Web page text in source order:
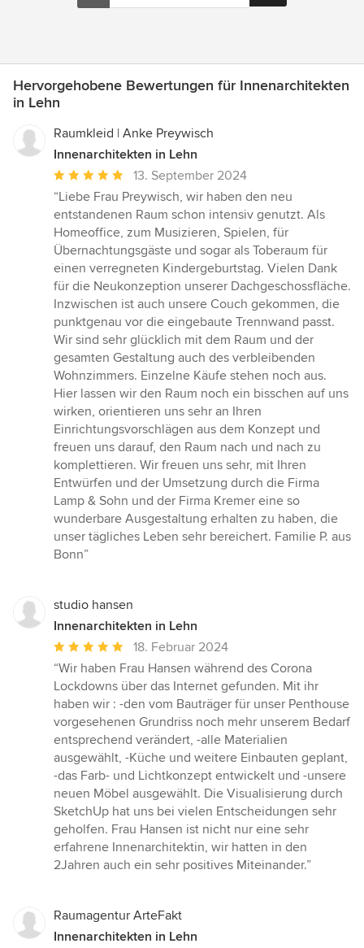
Hervorgehobene Bewertungen für Innenarchitekten
in Lehn
Raumkleid | Anke Preywisch
Innenarchitekten in Lehn
Durchschnittliche
Bewertung:
5
von
5
Sternen
13. September 2024
“Liebe Frau Preywisch, wir haben den neu
entstandenen Raum schon intensiv genutzt. Als
Homeoffice, zum Musizieren, Spielen, für
Übernachtungsgäste und sogar als Toberaum für
einen verregneten Kindergeburtstag. Vielen Dank
für die Neukonzeption unserer Dachgeschossfläche.
Inzwischen ist auch unsere Couch gekommen, die
punktgenau vor die eingebaute Trennwand passt.
Wir sind sehr glücklich mit dem Raum und der
gesamten Gestaltung auch des verbleibenden
Wohnzimmers. Einzelne Käufe stehen noch aus.
Hier lassen wir den Raum noch ein bisschen auf uns
wirken, orientieren uns sehr an Ihren
Einrichtungsvorschlägen aus dem Konzept und
freuen uns darauf, den Raum nach und nach zu
komplettieren. Wir freuen uns sehr, mit Ihren
Entwürfen und der Umsetzung durch die Firma
Lamp & Sohn und der Firma Kremer eine so
wunderbare Ausgestaltung erhalten zu haben, die
unser tägliches Leben sehr bereichert. Familie P. aus
Bonn”
studio hansen
Innenarchitekten in Lehn
Durchschnittliche
Bewertung:
5
von
5
Sternen
18. Februar 2024
“Wir haben Frau Hansen während des Corona
Lockdowns über das Internet gefunden. Mit ihr
haben wir : -den vom Bauträger für unser Penthouse
vorgesehenen Grundriss noch mehr unserem Bedarf
entsprechend verändert, -alle Materialien
ausgewählt, -Küche und weitere Einbauten geplant,
-das Farb- und Lichtkonzept entwickelt und -unsere
neuen Möbel ausgewählt. Die Visualisierung durch
SketchUp hat uns bei vielen Entscheidungen sehr
geholfen. Frau Hansen ist nicht nur eine sehr
erfahrene Innenarchitektin, wir hatten in den
2Jahren auch ein sehr positives Miteinander.”
Raumagentur ArteFakt
Innenarchitekten in Lehn